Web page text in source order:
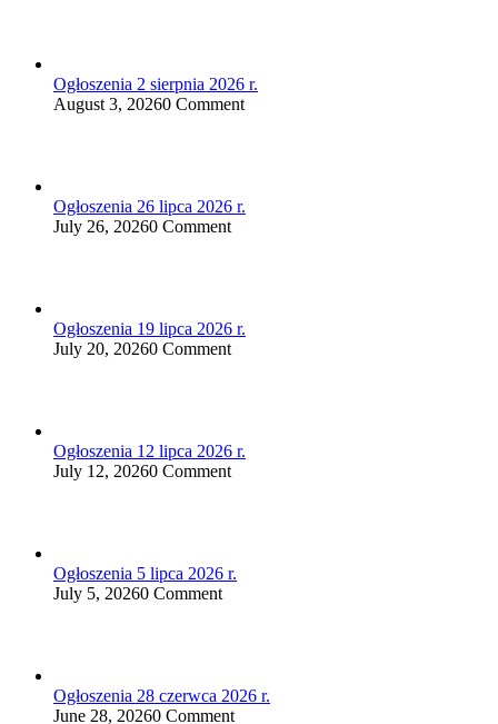
Ogłoszenia 2 sierpnia 2026 r.
August 3, 20260 Comment
Ogłoszenia 26 lipca 2026 r.
July 26, 20260 Comment
Ogłoszenia 19 lipca 2026 r.
July 20, 20260 Comment
Ogłoszenia 12 lipca 2026 r.
July 12, 20260 Comment
Ogłoszenia 5 lipca 2026 r.
July 5, 20260 Comment
Ogłoszenia 28 czerwca 2026 r.
June 28, 20260 Comment